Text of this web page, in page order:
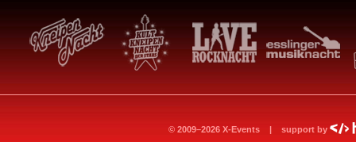
© 2009–2026 X-Events | support by